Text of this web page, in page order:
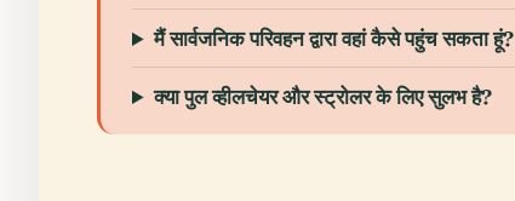
मैं सार्वजनिक परिवहन द्वारा वहां कैसे पहुंच सकता हूं?
क्या पुल व्हीलचेयर और स्ट्रोलर के लिए सुलभ है?